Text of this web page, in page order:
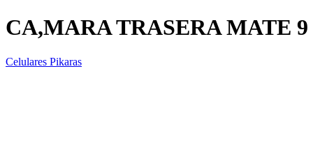
CA,MARA TRASERA MATE 9
Celulares Pikaras